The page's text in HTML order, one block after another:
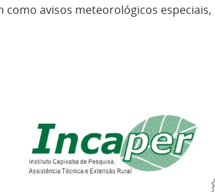
como avisos meteorológicos